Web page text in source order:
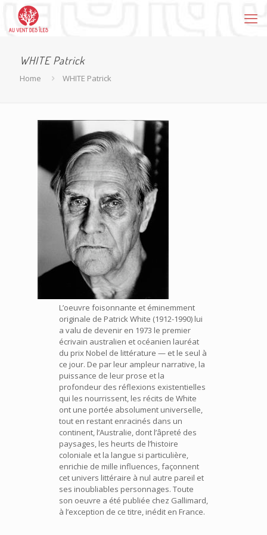
WHITE Patrick
Home WHITE Patrick
L’oeuvre foisonnante et éminemment
originale de Patrick White (1912-1990) lui
a valu de devenir en 1973 le premier
écrivain australien et océanien lauréat
du prix Nobel de littérature — et le seul à
ce jour. De par leur ampleur narrative, la
puissance de leur prose et la
profondeur des réflexions existentielles
qui les nourrissent, les récits de White
ont une portée absolument universelle,
tout en restant enracinés dans un
continent, l’Australie, dont l’âpreté des
paysages, les heurts de l’histoire
coloniale et la langue si particulière,
enrichie de mille influences, façonnent
cet univers littéraire à nul autre pareil et
ses inoubliables personnages. Toute
son oeuvre a été publiée chez Gallimard,
à l’exception de ce titre, inédit en France.